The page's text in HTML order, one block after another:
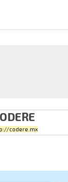
codere.mx